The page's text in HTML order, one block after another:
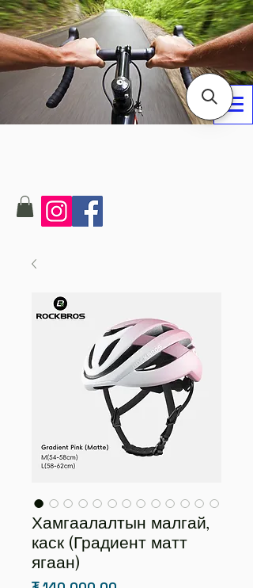
Хамгаалалтын малгай,
каск (Градиент матт
ягаан)